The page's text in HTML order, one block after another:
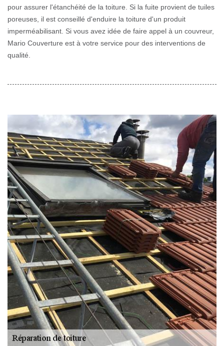
pour assurer l'étanchéité de la toiture. Si la fuite provient de tuiles
poreuses, il est conseillé d'enduire la toiture d'un produit
imperméabilisant. Si vous avez idée de faire appel à un couvreur,
Mario Couverture est à votre service pour des interventions de
qualité.